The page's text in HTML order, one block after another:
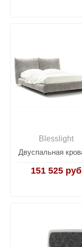
Blesslight
151 525 руб